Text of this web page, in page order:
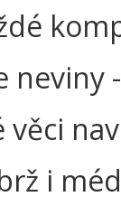
neviny
i